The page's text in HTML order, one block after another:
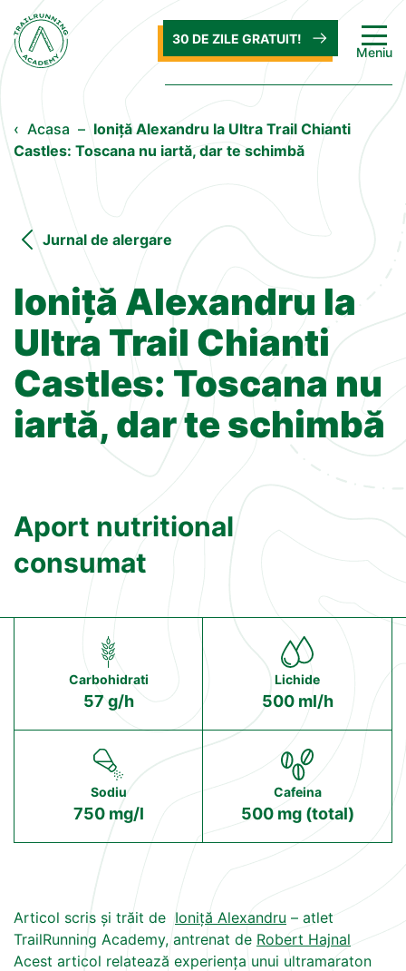
Meniu
30 DE ZILE GRATUIT!
‹ Acasa – Ioniță Alexandru la Ultra Trail Chianti
Castles: Toscana nu iartă, dar te schimbă
Jurnal de alergare
Ioniță Alexandru la
Ultra Trail Chianti
Castles: Toscana nu
iartă, dar te schimbă
Aport nutritional
consumat
Carbohidrati
57 g/h
Lichide
500 ml/h
Sodiu
750 mg/l
Cafeina
500 mg (total)
Articol scris și trăit deIoniță Alexandru – atlet
TrailRunning Academy, antrenat de Robert Hajnal
Acest articol relatează experiența unui ultramaraton